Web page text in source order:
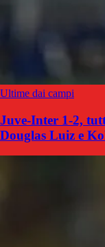
Ultime dai campi
Juve-Inter 1-2,
Douglas Luiz e